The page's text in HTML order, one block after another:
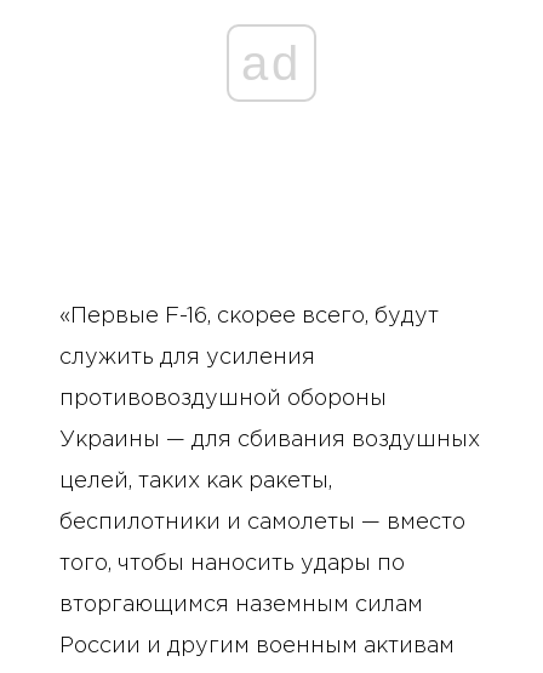
ad
«Первые F-16, скорее всего, будут
служить для усиления
противовоздушной обороны
Украины — для сбивания воздушных
целей, таких как ракеты,
беспилотники и самолеты — вместо
того, чтобы наносить удары по
вторгающимся наземным силам
России и другим военным активам